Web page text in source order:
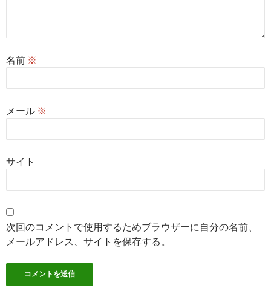
名前 ※
メール ※
サイト
次回のコメントで使用するためブラウザーに自分の名前、
メールアドレス、サイトを保存する。